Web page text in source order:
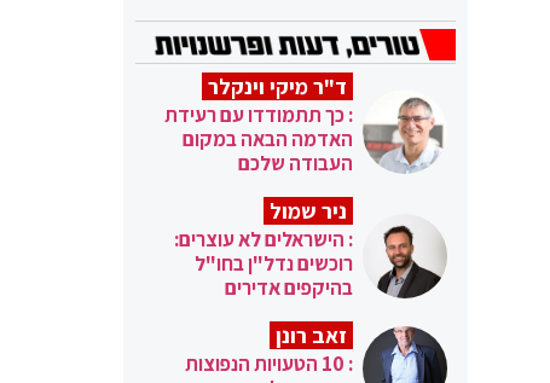
ד"ר מיקי וינקלר
: כך תתמודדו עם רעידת
האדמה הבאה במקום
העבודה שלכם
ניר שמול
: הישראלים לא עוצרים:
רוכשים נדל"ן בחו"ל
בהיקפים אדירים
זאב רונן
: 10 הטעויות הנפוצות